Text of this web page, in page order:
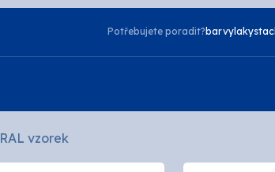
Potřebujete poradit?
RAL vzorek